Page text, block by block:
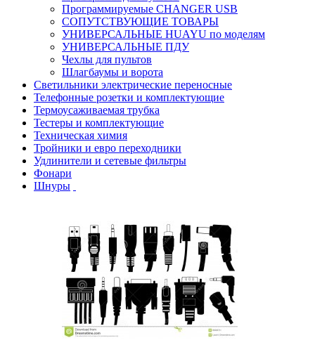
Программируемые CHANGER USB
СОПУТСТВУЮЩИЕ ТОВАРЫ
УНИВЕРСАЛЬНЫЕ HUAYU по моделям
УНИВЕРСАЛЬНЫЕ ПДУ
Чехлы для пультов
Шлагбаумы и ворота
Светильники электрические переносные
Телефонные розетки и комплектующие
Термоусаживаемая трубка
Тестеры и комплектующие
Техническая химия
Тройники и евро переходники
Удлинители и сетевые фильтры
Фонари
Шнуры